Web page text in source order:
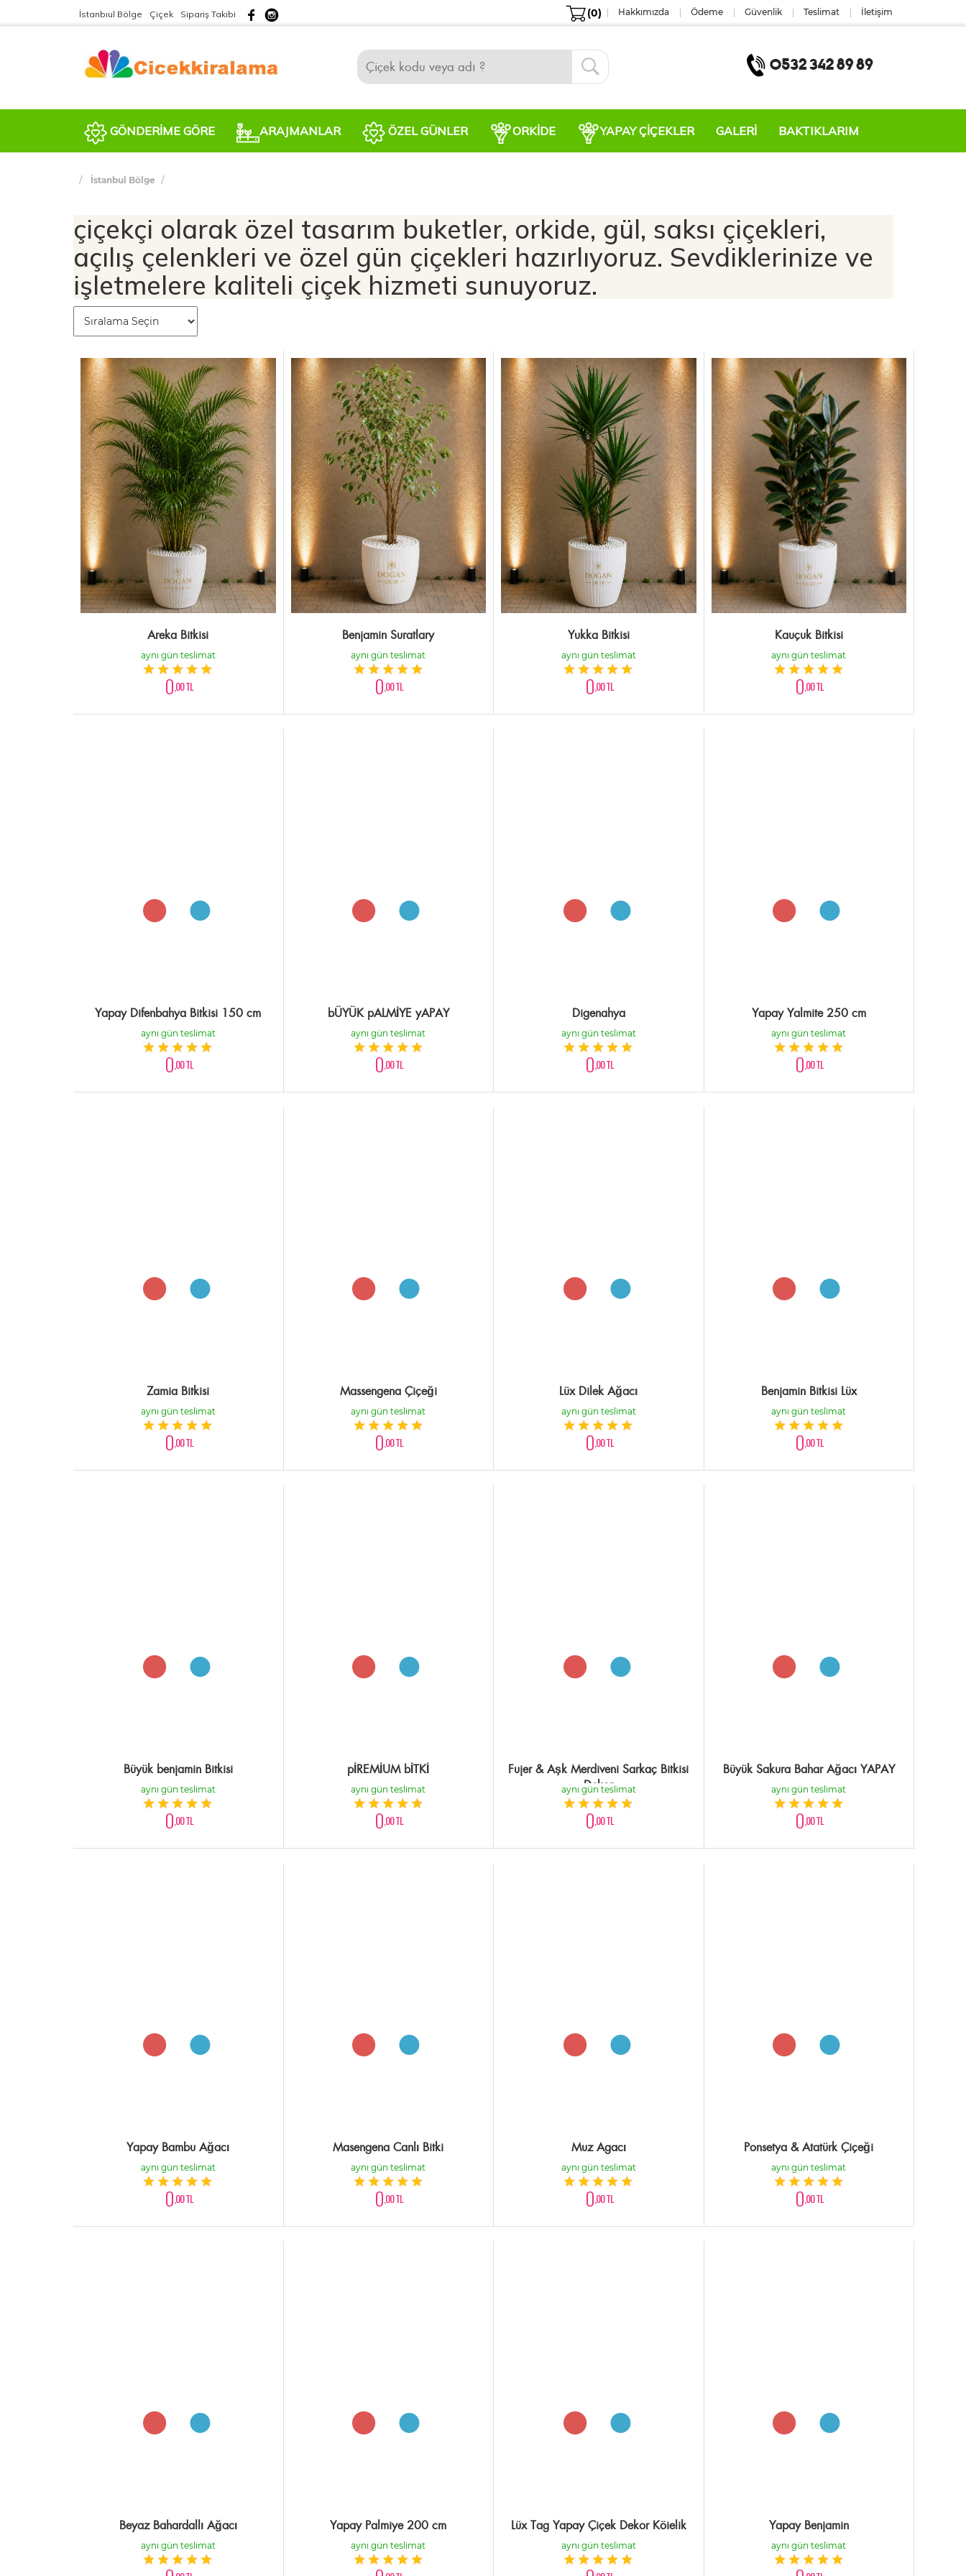
İstanbıul Bölge Çiçek Sipariş Takibi (0) Hakkımızda Ödeme Güvenlik Teslimat İletişim
GÖNDERİME GÖRE ARAJMANLAR ÖZEL GÜNLER ORKIDE YAPAY ÇIÇEKLER GALERİ BAKTIKLARIM
İstanbul Bölge
çiçekçi olarak özel tasarım buketler, orkide, gül, saksı çiçekleri,
açılış çelenkleri ve özel gün çiçekleri hazırlıyoruz. Sevdiklerinize ve
işletmelere kaliteli çiçek hizmeti sunuyoruz.
Areka Bitkisi
aynı gün teslimat
0,00 TL
Benjamin Suratlary
aynı gün teslimat
0,00 TL
Yukka Bitkisi
aynı gün teslimat
0,00 TL
Kauçuk Bitkisi
aynı gün teslimat
0,00 TL
Yapay Difenbahya Bitkisi 150 cm
aynı gün teslimat
0,00 TL
bÜYÜK pALMİYE yAPAY
aynı gün teslimat
0,00 TL
Digenahya
aynı gün teslimat
0,00 TL
Yapay Yalmite 250 cm
aynı gün teslimat
0,00 TL
Zamia Bitkisi
aynı gün teslimat
0,00 TL
Massengena Çiçeği
aynı gün teslimat
0,00 TL
Lüx Dilek Ağacı
aynı gün teslimat
0,00 TL
Benjamin Bitkisi Lüx
aynı gün teslimat
0,00 TL
Büyük benjamin Bitkisi
aynı gün teslimat
0,00 TL
pİREMİUM bİTKİ
aynı gün teslimat
0,00 TL
Fujer & Aşk Merdiveni Sarkaç Bitkisi
Dekor
aynı gün teslimat
0,00 TL
Büyük Sakura Bahar Ağacı YAPAY
aynı gün teslimat
0,00 TL
Yapay Bambu Ağacı
aynı gün teslimat
0,00 TL
Masengena Canlı Bitki
aynı gün teslimat
0,00 TL
Muz Agacı
aynı gün teslimat
0,00 TL
Ponsetya & Atatürk Çiçeği
aynı gün teslimat
0,00 TL
Beyaz Bahardallı Ağacı
aynı gün teslimat
Yapay Palmiye 200 cm
aynı gün teslimat
Lüx Tag Yapay Çiçek Dekor Köielik
aynı gün teslimat
Yapay Benjamin
aynı gün teslimat